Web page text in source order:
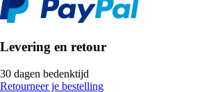
Levering en retour
30 dagen bedenktijd
Retourneer je bestelling